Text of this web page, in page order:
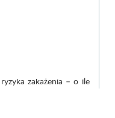
zakażenia – o ile